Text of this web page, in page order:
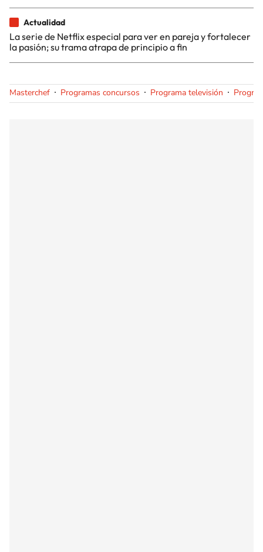
Actualidad
La serie de Netflix especial para ver en pareja y fortalecer
la pasión; su trama atrapa de principio a fin
Masterchef Programas concursos Programa televisión